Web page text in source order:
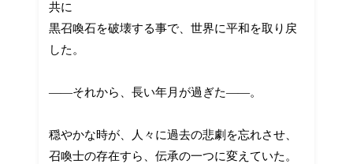
共に
黒召喚石を破壊する事で、世界に平和を取り戻
した。
――それから、長い年月が過ぎた――。
穏やかな時が、人々に過去の悲劇を忘れさせ、
召喚士の存在すら、伝承の一つに変えていた。